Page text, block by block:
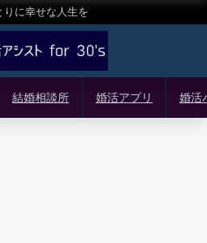
りに幸せな人生を
結婚相談所 婚活アプリ 婚活